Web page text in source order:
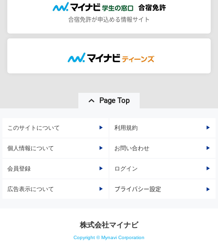
合宿免許が申込める情報サイト
Page Top
このサイトについて 利用規約
個人情報について お問い合わせ
会員登録 ログイン
広告表示について プライバシー設定
株式会社マイナビ
Copyright © Mynavi Corporation